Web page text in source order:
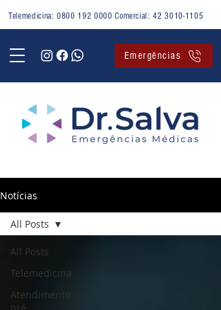
Emergências
Telemedicina:0800 192 0000 Comercial:42 3010-1105
Notícias
All Posts
Telemedicina
Atendimento
All Posts